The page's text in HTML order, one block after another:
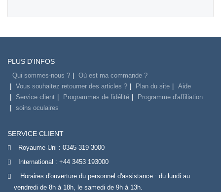
PLUS D'INFOS
Qui sommes-nous ?
Où est ma commande ?
Vous souhaitez retourner des articles ?
Plan du site
Aide
Service client
Programmes de fidélité
Programme d'affiliation
soins oculaires
SERVICE CLIENT
Royaume-Uni : 0345 319 3000
International : +44 3453 193000
Horaires d'ouverture du personnel d'assistance : du lundi au
vendredi de 8h à 18h, le samedi de 9h à 13h.